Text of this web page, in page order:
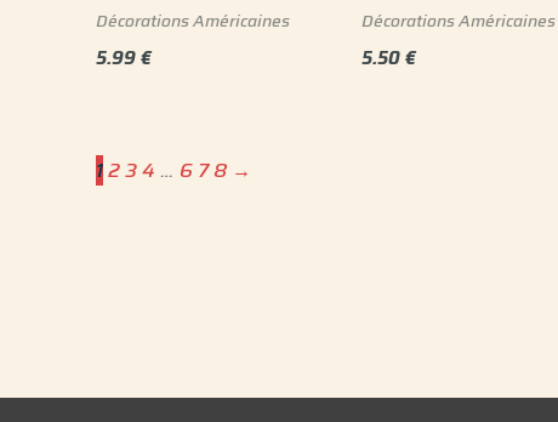
Décorations Américaines
5.99€
Décorations Américaines
5.50€
1234 … 6 7 8 →